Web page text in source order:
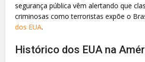
segurança pública vêm alertando que
criminosas como terroristas expõe o
dos EUA.
Histórico dos EUA na